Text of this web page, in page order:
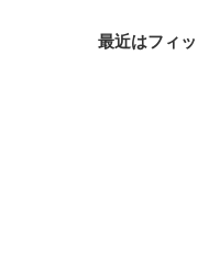
最近はフィ